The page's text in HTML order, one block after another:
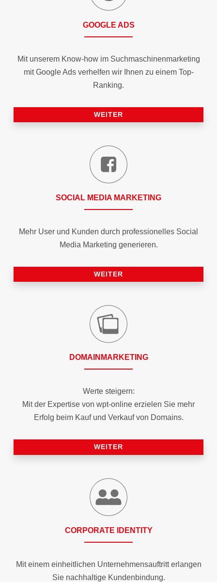
GOOGLE ADS
Mit unserem Know-how im Suchmaschinen­marketing
mit Google Ads verhelfen wir Ihnen zu einem Top-
Ranking.
WEITER
SOCIAL MEDIA MARKETING
Mehr User und Kunden durch professionelles Social
Media Marketing generieren.
WEITER
DOMAIN­MARKETING
Werte steigern:
Mit der Expertise von wpt-online erzielen Sie mehr
Erfolg beim Kauf und Verkauf von Domains.
WEITER
CORPORATE IDENTITY
Mit einem einheitlichen Unternehmensauftritt erlangen
Sie nachhaltige Kundenbindung.